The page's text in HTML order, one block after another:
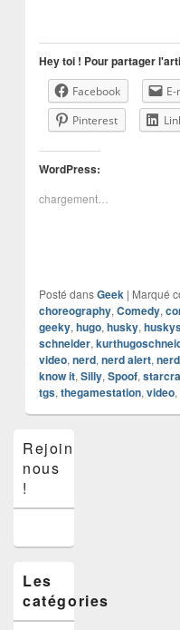
Hey toi ! Pour partager
Facebook
Pinterest
WordPress:
chargement…
Posté dans Geek | Marqué
choreography, Comedy,
geeky, hugo, husky,
schneider,
video, nerd, nerd alert,
know it, Silly, Spoof,
tgs, thegamestation, video,
principale
de
widget
latérale
Rejoins-
nous
!
Les
catégories